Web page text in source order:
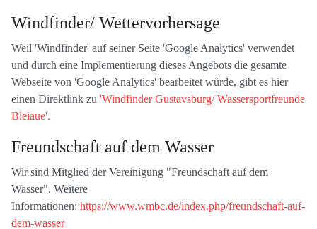
Windfinder/ Wettervorhersage
Weil 'Windfinder' auf seiner Seite 'Google Analytics' verwendet
und durch eine Implementierung dieses Angebots die gesamte
Webseite von 'Google Analytics' bearbeitet würde, gibt es hier
einen Direktlink zu 'Windfinder Gustavsburg/ Wassersportfreunde
Bleiaue'.
Freundschaft auf dem Wasser
Wir sind Mitglied der Vereinigung "Freundschaft auf dem
Wasser". Weitere
Informationen: https://www.wmbc.de/index.php/freundschaft-auf-
dem-wasser